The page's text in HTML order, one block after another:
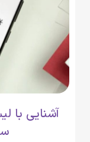
آشنایی با